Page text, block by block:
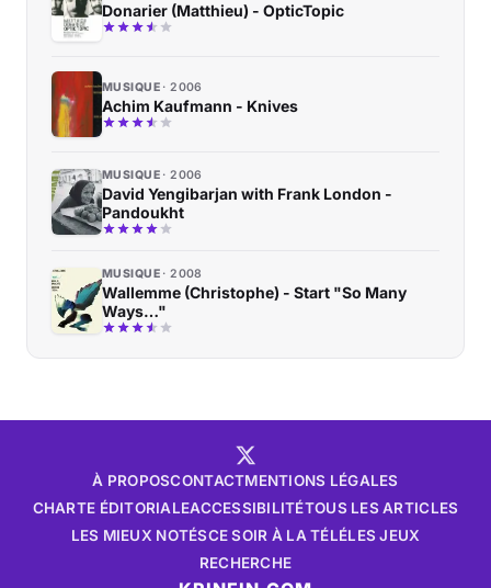
Donarier (Matthieu) - OpticTopic
MUSIQUE 2006
Achim Kaufmann - Knives
MUSIQUE 2006
David Yengibarjan with Frank London -
Pandoukht
MUSIQUE 2008
Wallemme (Christophe) - Start "So Many
Ways…"
À PROPOSCONTACTMENTIONS LÉGALES
CHARTE ÉDITORIALEACCESSIBILITÉTOUS LES ARTICLES
LES MIEUX NOTÉSCE SOIR À LA TÉLÉLES JEUX
RECHERCHE